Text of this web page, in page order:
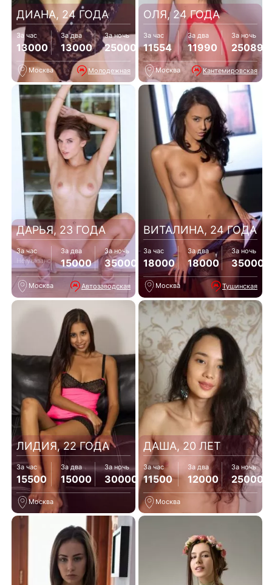
ДИАНА, 24 ГОДА
За час
13000
За два
13000
За ночь
25000
Москва Молодежная
ОЛЯ, 24 ГОДА
За час
11554
За два
11990
За ночь
25089
Москва Кантемировская
ДАРЬЯ, 23 ГОДА
За час
Не указано
За два
15000
За ночь
35000
Москва Автозаводская
ВИТАЛИНА, 24 ГОДА
За час
18000
За два
18000
За ночь
35000
Москва Тушинская
ЛИДИЯ, 22 ГОДА
За час
15500
За два
15000
За ночь
30000
Москва
ДАША, 20 ЛЕТ
За час
11500
За два
12000
За ночь
25000
Москва